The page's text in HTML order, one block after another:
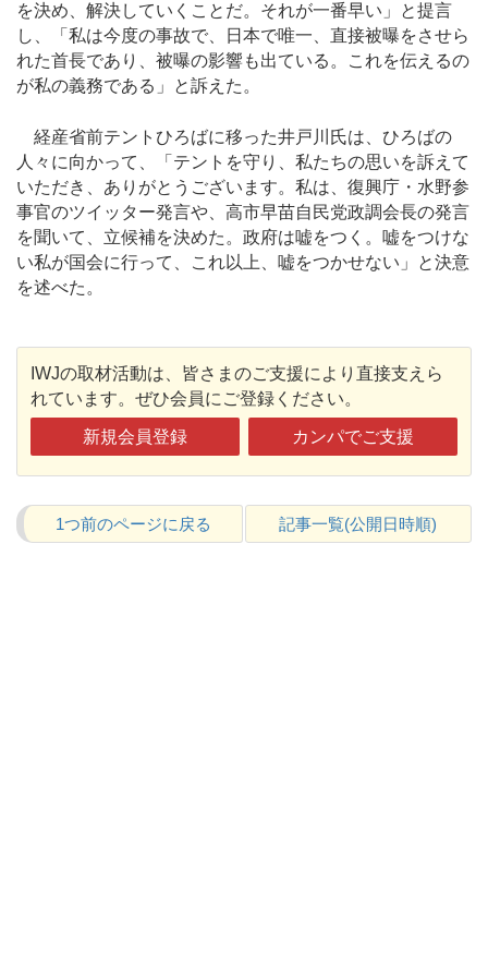
を決め、解決していくことだ。それが一番早い」と提言
し、「私は今度の事故で、日本で唯一、直接被曝をさせら
れた首長であり、被曝の影響も出ている。これを伝えるの
が私の義務である」と訴えた。
経産省前テントひろばに移った井戸川氏は、ひろばの
人々に向かって、「テントを守り、私たちの思いを訴えて
いただき、ありがとうございます。私は、復興庁・水野参
事官のツイッター発言や、高市早苗自民党政調会長の発言
を聞いて、立候補を決めた。政府は嘘をつく。嘘をつけな
い私が国会に行って、これ以上、嘘をつかせない」と決意
を述べた。
IWJの取材活動は、皆さまのご支援により直接支えら
れています。ぜひ会員にご登録ください。
新規会員登録 カンパでご支援
1つ前のページに戻る 記事一覧(公開日時順)